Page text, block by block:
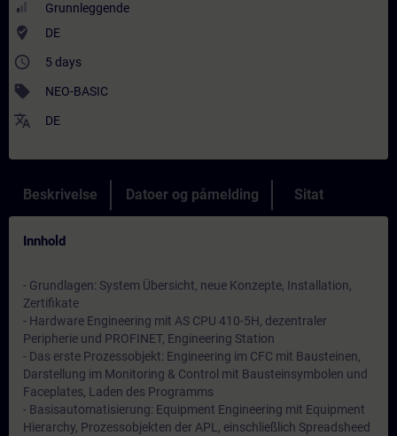
Grunnleggende
where_to_vote DE
access_time 5 days
sell NEO-BASIC
translate DE
Beskrivelse Datoer og påmelding Sitat
Innhold
- Grundlagen: System Übersicht, neue Konzepte, Installation,
Zertifikate
- Hardware Engineering mit AS CPU 410-5H, dezentraler
Peripherie und PROFINET, Engineering Station
- Das erste Prozessobjekt: Engineering im CFC mit Bausteinen,
Darstellung im Monitoring & Control mit Bausteinsymbolen und
Faceplates, Laden des Programms
- Basisautomatisierung: Equipment Engineering mit Equipment
Hierarchy, Prozessobjekten der APL, einschließlich Spreadsheed